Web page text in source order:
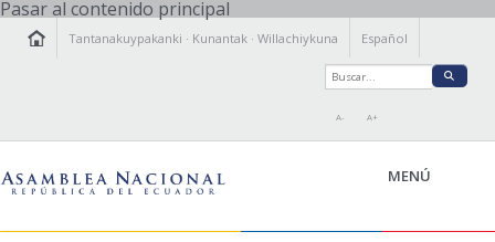
Pasar al contenido principal
Tantanakuypakanki · Kunantak ·Willachiykuna Español
A- A+
MENÚ